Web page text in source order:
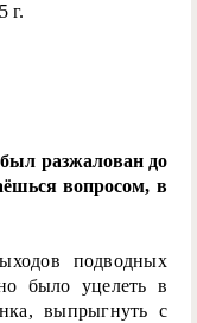
г.
разжалован до
вопросом, в
подводных
было уцелеть в
выпрыгнуть с